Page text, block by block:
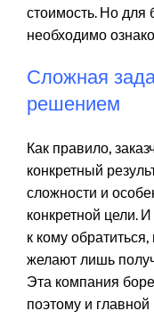
стоимость. Но для
необходимо
Сложная
решением
Как правило,
конкретный
сложности и
конкретной цели.
к кому
желают лишь
Эта компания
поэтому и